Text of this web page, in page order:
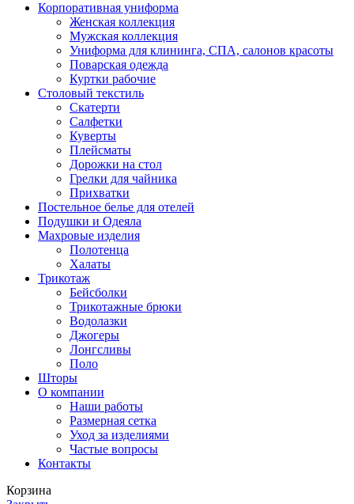
Корпоративная униформа
Женская коллекция
Мужская коллекция
Униформа для клининга, СПА, салонов красоты
Поварская одежда
Куртки рабочие
Столовый текстиль
Скатерти
Салфетки
Куверты
Плейсматы
Дорожки на стол
Грелки для чайника
Прихватки
Постельное белье для отелей
Подушки и Одеяла
Махровые изделия
Полотенца
Халаты
Трикотаж
Бейсболки
Трикотажные брюки
Водолазки
Джогеры
Лонгсливы
Поло
Шторы
О компании
Наши работы
Размерная сетка
Уход за изделиями
Частые вопросы
Контакты
Корзина